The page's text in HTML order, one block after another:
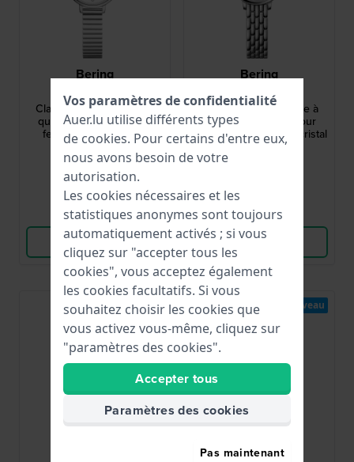
Bering
11028-904
Classic 28 mm Montre à
quartz minimaliste pour
femme, avec bracelet
extensible en métal
99,00 €
● En stock
Comparer
Voir les produits
Bering
11028-700
Classic 28 mm Montre à
quartz minimaliste pour
femme avec index en cristal
Comparer
Voir les produits
Nouveau
Bering
Nouveau
Vos paramètres de confidentialité
Auer.lu utilise différents types
de cookies. Pour certains d'entre eux,
nous avons besoin de votre
autorisation.
Les cookies nécessaires et les
statistiques anonymes sont toujours
automatiquement activés ; si vous
cliquez sur "accepter tous les
cookies", vous acceptez également
les cookies facultatifs. Si vous
souhaitez choisir les cookies que
vous activez vous-même, cliquez sur
"paramètres des cookies".
Accepter tous
Paramètres des cookies
Pas maintenant